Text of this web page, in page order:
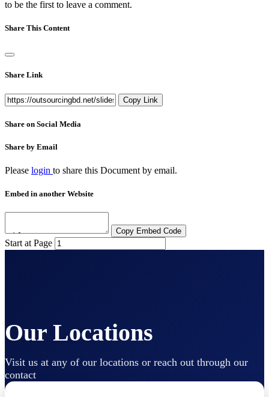
to be the first to leave a comment.
Share This Content
Share Link
Copy Link
Share on Social Media
Share by Email
Please login to share this Document by email.
Embed in another Website
Copy Embed Code
Start at Page
Our Locations
Visit us at any of our locations or reach out through our
contact